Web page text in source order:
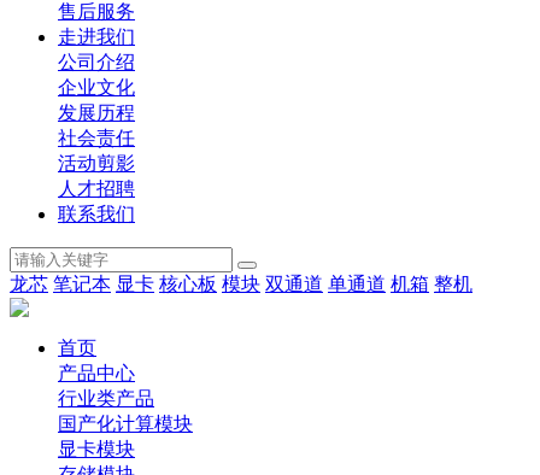
售后服务
走进我们
公司介绍
企业文化
发展历程
社会责任
活动剪影
人才招聘
联系我们
龙芯 笔记本 显卡 核心板 模块 双通道 单通道 机箱 整机
首页
产品中心
行业类产品
国产化计算模块
显卡模块